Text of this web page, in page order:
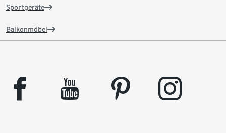
Sportgeräte
Balkonmöbel
facebook youtube pinterest instagram